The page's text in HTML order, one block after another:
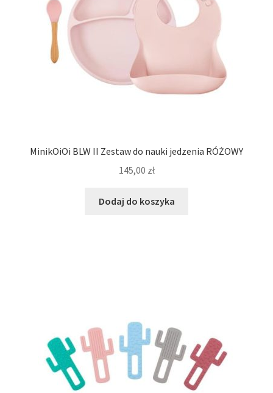
MinikOiOi BLW II Zestaw do nauki jedzenia RÓŻOWY
145,00 zł
Dodaj do koszyka